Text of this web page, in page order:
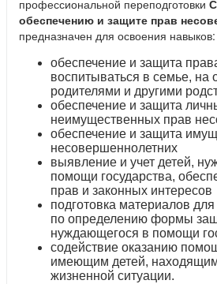
профессиональной переподготовки
обеспечению и защите прав
предназначен для освоения навыков:
обеспечение и защита
воспитываться в семье, на
родителями и другими
обеспечение и защита
неимущественных прав
обеспечение и защита
несовершеннолетних
выявление и учет детей,
помощи государства,
прав и законных интересов
подготовка материалов
по определению формы
нуждающегося в помощи
содействие оказанию
имеющим детей,
жизненной ситуации.